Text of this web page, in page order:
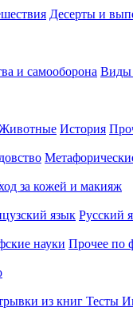
Десерты и
и самооборона Виды
История
за кожей и макияж
язык Русский
науки Прочее по
из книг Тесты